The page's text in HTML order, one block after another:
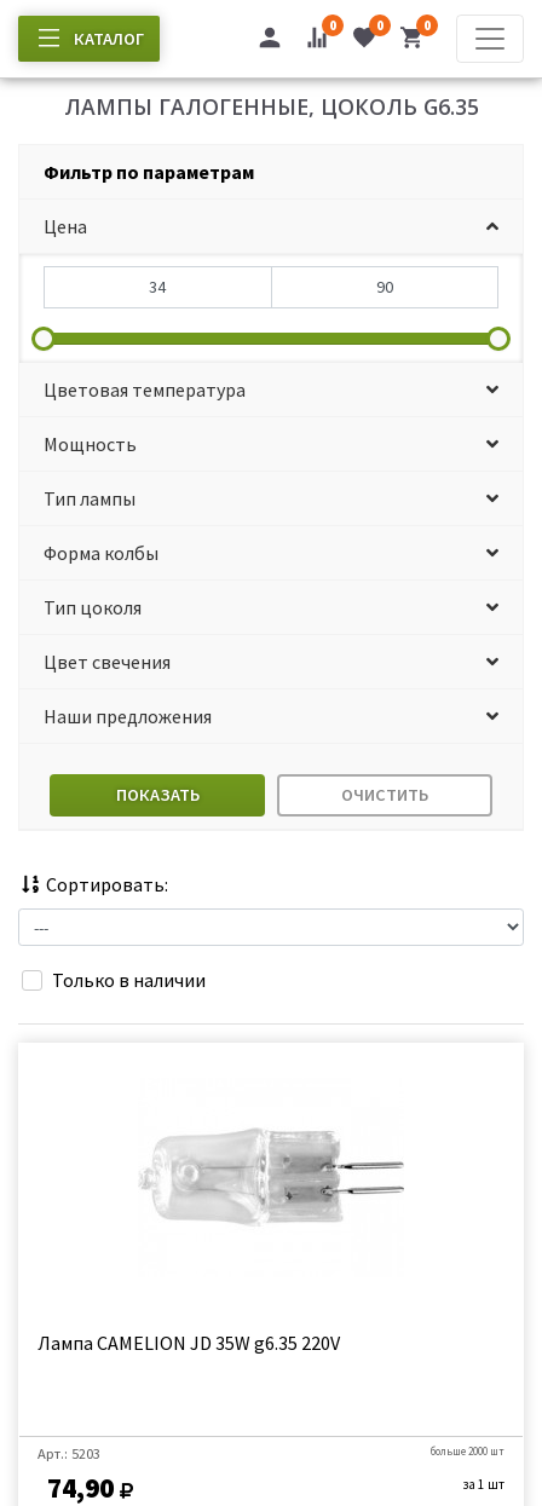
КАТАЛОГ
0 0 0
ЛАМПЫ ГАЛОГЕННЫЕ, ЦОКОЛЬ G6.35
Фильтр по параметрам
Цена
Цветовая температура
Мощность
Тип лампы
Форма колбы
Тип цоколя
Цвет свечения
Наши предложения
ПОКАЗАТЬ ОЧИСТИТЬ
Сортировать:
Только в наличии
Лампа CAMELION JD 35W g6.35 220V
Арт.: 5203
74,90
больше 2000 шт
за 1 шт